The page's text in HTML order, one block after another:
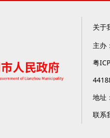
关于
主办
粤
地址
联系